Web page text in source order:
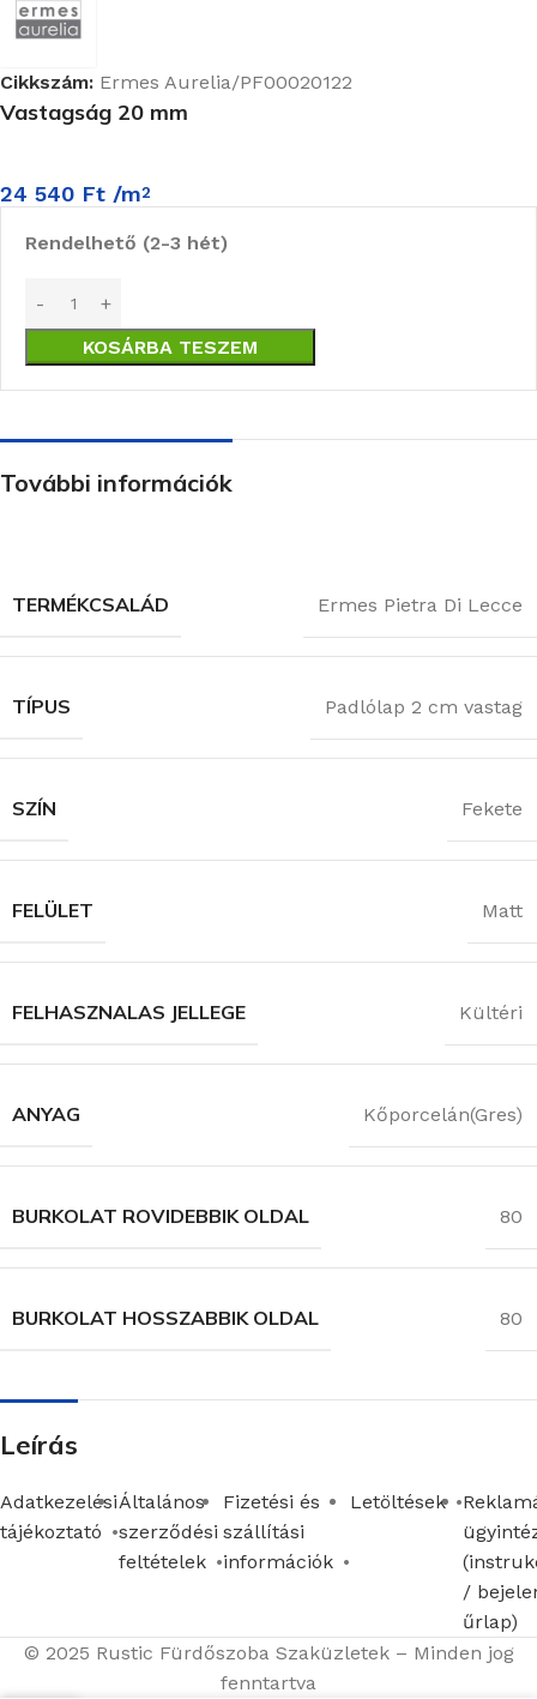
Cikkszám: Ermes Aurelia/PF00020122
Vastagság 20 mm
24 540 Ft /m2
Rendelhető (2-3 hét)
KOSÁRBA TESZEM
További információk
TERMÉKCSALÁD Ermes Pietra Di Lecce
TÍPUS Padlólap 2 cm vastag
SZÍN Fekete
FELÜLET Matt
FELHASZNALAS JELLEGE Kültéri
ANYAG Kőporcelán(Gres)
BURKOLAT ROVIDEBBIK OLDAL 80
BURKOLAT HOSSZABBIK OLDAL 80
Leírás
Adatkezelési
tájékoztató
Általános
szerződési
feltételek
Fizetési és
szállítási
információk
Letöltések
/
űrlap)
© 2025 Rustic Fürdőszoba Szaküzletek – Minden jog
fenntartva